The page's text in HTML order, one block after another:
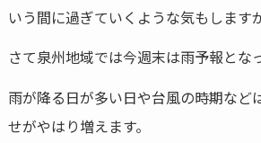
いう間に過ぎていくような気もします
さて泉州地域では今週末は雨予報とな
雨が降る日が多い日や台風の時期など
せがやはり増えます。